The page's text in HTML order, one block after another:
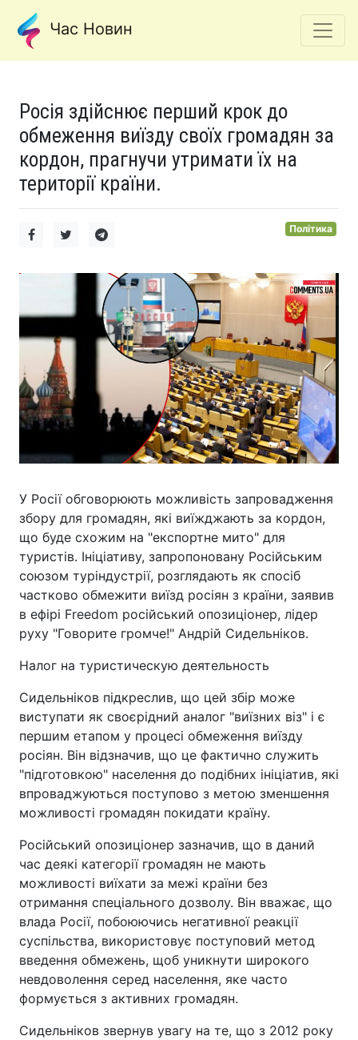
Час Новин
Росія здійснює перший крок до
обмеження виїзду своїх громадян за
кордон, прагнучи утримати їх на
території країни.
Політика
У Росії обговорюють можливість запровадження
збору для громадян, які виїжджають за кордон,
що буде схожим на "експортне мито" для
туристів. Ініціативу, запропоновану Російським
союзом туріндустрії, розглядають як спосіб
частково обмежити виїзд росіян з країни, заявив
в ефірі Freedom російський опозиціонер, лідер
руху "Говорите громче!" Андрій Сидельніков.
Налог на туристическую деятельность
Сидельніков підкреслив, що цей збір може
виступати як своєрідний аналог "виїзних віз" і є
першим етапом у процесі обмеження виїзду
росіян. Він відзначив, що це фактично служить
"підготовкою" населення до подібних ініціатив, які
впроваджуються поступово з метою зменшення
можливості громадян покидати країну.
Російський опозиціонер зазначив, що в даний
час деякі категорії громадян не мають
можливості виїхати за межі країни без
отримання спеціального дозволу. Він вважає, що
влада Росії, побоюючись негативної реакції
суспільства, використовує поступовий метод
введення обмежень, щоб уникнути широкого
невдоволення серед населення, яке часто
формується з активних громадян.
Сидельніков звернув увагу на те, що з 2012 року